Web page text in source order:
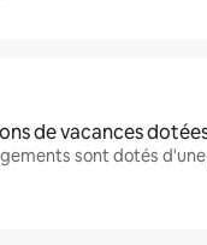
de vacances
sont dotés